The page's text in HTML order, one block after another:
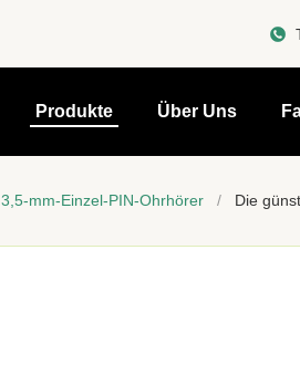
Produkte Über Uns
3,5-mm-Einzel-PIN-Ohrhörer / Die